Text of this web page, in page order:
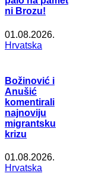
ni Brozu!
01.08.2026.
Hrvatska
Božinović i
Anušić
komentirali
najnoviju
migrantsku
krizu
01.08.2026.
Hrvatska